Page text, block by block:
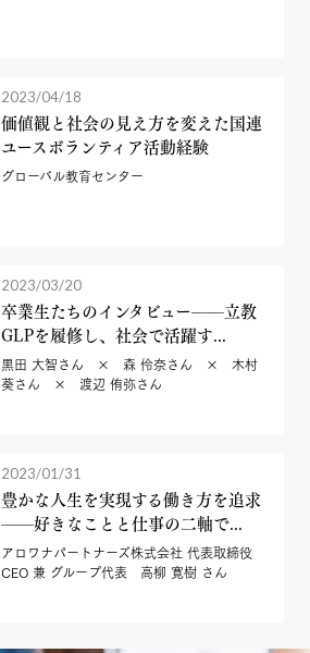
2023/04/18
価値観と社会の見え方を変えた国連
ユースボランティア活動経験
グローバル教育センター
2023/03/20
卒業生たちのインタビュー——立教
GLPを履修し、社会で活躍す...
黒田 大智さん × 森 伶奈さん × 木村
葵さん × 渡辺 侑弥さん
2023/01/31
豊かな人生を実現する働き方を追求
——好きなことと仕事の二軸で...
アロワナパートナーズ株式会社 代表取締役
CEO 兼 グループ代表 高柳 寛樹 さん